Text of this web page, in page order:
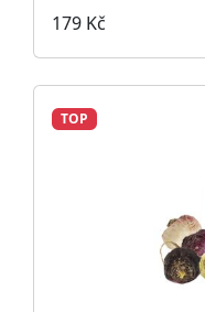
179 Kč
TOP